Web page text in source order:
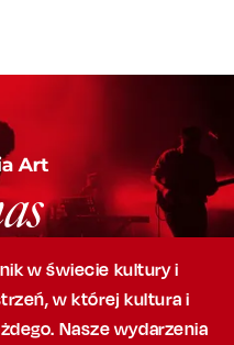
w świecie kultury i
w której kultura i
Nasze wydarzenia